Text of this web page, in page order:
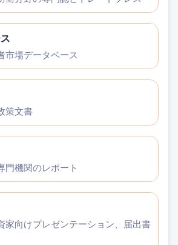
市場データベース
策文書
門機関のレポート
家向けプレゼンテーション、届出書